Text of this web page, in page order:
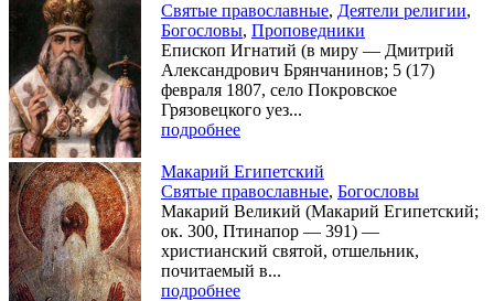
Святые православные, Деятели религии,
Богословы, Проповедники
Епископ Игнатий (в миру — Дмитрий
Александрович Брянчанинов; 5 (17)
февраля 1807, село Покровское
Грязовецкого уез...
подробнее
Макарий Египетский
Святые православные, Богословы
Макарий Великий (Макарий Египетский;
ок. 300, Птинапор — 391) —
христианский святой, отшельник,
почитаемый в...
подробнее